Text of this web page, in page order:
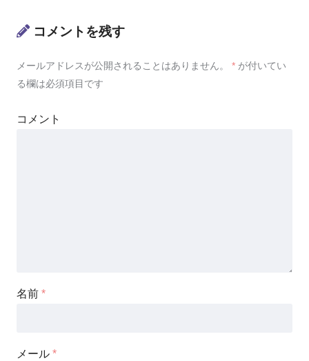
コメントを残す
メールアドレスが公開されることはありません。 * が付いてい
る欄は必須項目です
コメント
名前 *
メール *